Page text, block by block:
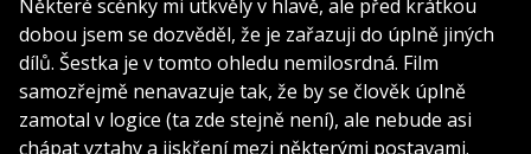
Některé scénky mi utkvěly v hlavě, ale před krátkou
dobou jsem se dozvěděl, že je zařazuji do úplně jiných
dílů. Šestka je v tomto ohledu nemilosrdná. Film
samozřejmě nenavazuje tak, že by se člověk úplně
zamotal v logice (ta zde stejně není), ale nebude asi
chápat vztahy a jiskření mezi některými postavami.